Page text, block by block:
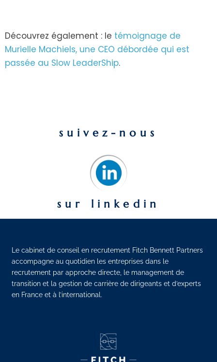
Découvrez également : le témoignage de
Murielle Machiels, une CEO débordée qui est
passée au Slow LeaderShip.
suivez-nous
sur linkedin
Le cabinet de conseil en recrutement Fitch Bennett Partners
accompagne au quotidien les entreprises dans le
recrutement par approche directe, le management de
transition et la gestion de carrière de dirigeants et d’experts
en France et à l’international.